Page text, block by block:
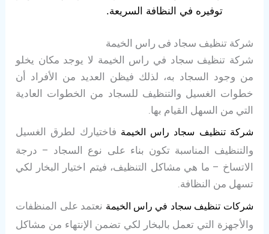
توفيره في النظافة السريعة.
شركة تنظيف سجاد فى راس الخيمة
شركة تنظيف سجاد في راس الخيمة لا يوجد مكان يخلو
من وجود السجاد به، لذلك فيظن العديد من الأفراد أن
خطوات الغسيل والتنظيف للسجاد من الخطوات العادية
التي من السهل القيام بها.
شركة تنظيف سجاد راس الخيمة فاختيارك لطرق الغسيل
والتنظيف المناسبة تكون بناء على نوع السجاد – درجة
الاتساخ – ما هي مشاكل التنظيف، فيتم اختيار البخار لكي
تسهل من النظافة.
شركات تنظيف سجاد في راس الخيمة نعتمد على المنظفات
والأجهزة التي تعمل بالبخار لكي تضمن الإنتهاء من مشاكل